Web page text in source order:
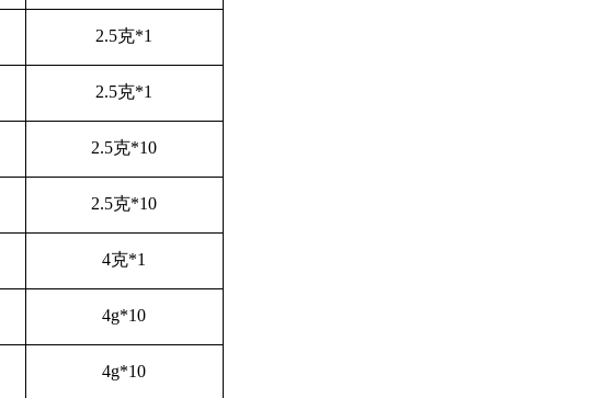
2.5克*1
2.5克*1
2.5克*10
2.5克*10
4克*1
4g*10
4g*10